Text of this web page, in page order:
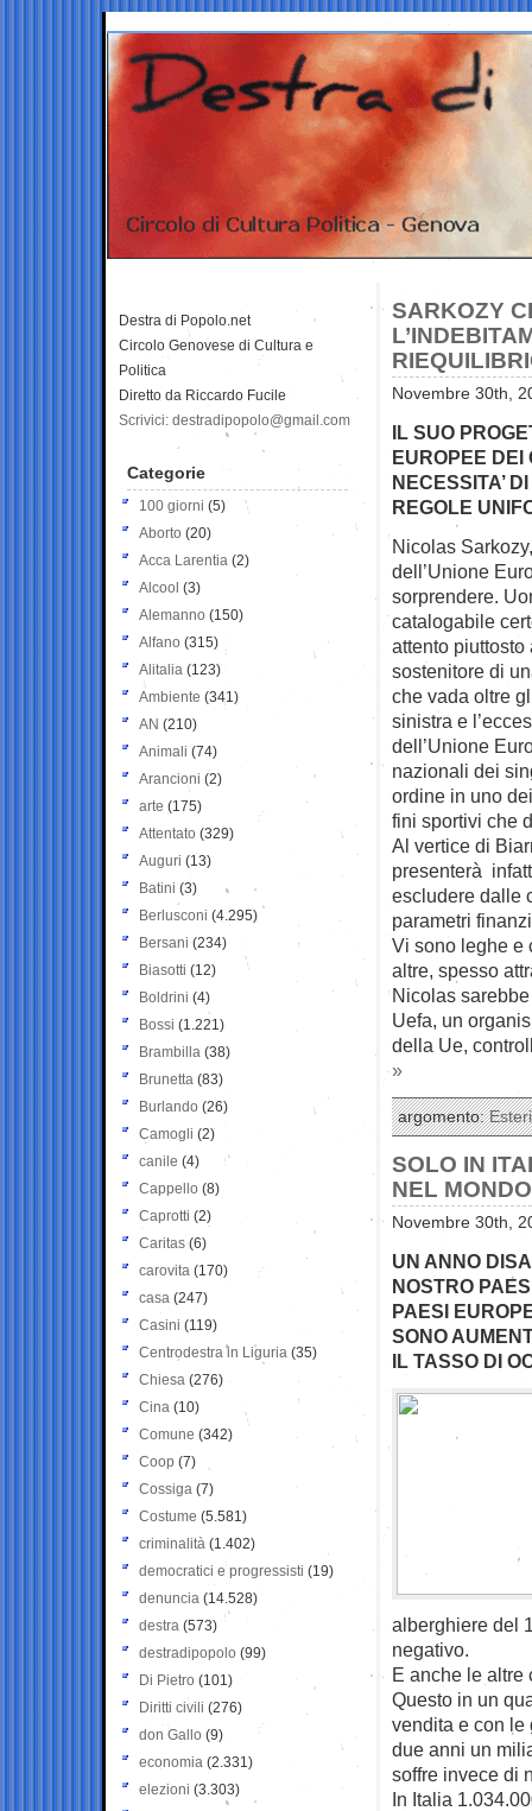
SARKOZY
Novembre 30th,
IL SUO
EUROPEE
NECESSITA’
REGOLE
Nicolas
dell’Unione
sorprendere.
catalogabile
attento
sostenitore di
che vada oltre
sinistra e
dell’Unione
nazionali dei
ordine in uno
fini sportivi che
Al vertice di
presenterà
escludere dalle
parametri
Vi sono leghe e
altre, spesso
Nicolas
Uefa, un
della Ue,
»
argomento:Esteri
SOLO IN
NEL
Novembre 30th,
UN ANNO
NOSTRO
PAESI
SONO
IL TASSO DI
alberghiere del
negativo.
E anche le
Questo in un
vendita e con le
due anni un
soffre invece di
In Italia
Destra di Popolo.net
Circolo Genovese di Cultura e
Politica
Diretto da Riccardo Fucile
Scrivici: destradipopolo@gmail.com
Categorie
100 giorni (5)
Aborto (20)
Acca Larentia (2)
Alcool (3)
Alemanno (150)
Alfano (315)
Alitalia (123)
Ambiente (341)
AN (210)
Animali (74)
Arancioni (2)
arte (175)
Attentato (329)
Auguri (13)
Batini (3)
Berlusconi (4.295)
Bersani (234)
Biasotti (12)
Boldrini (4)
Bossi (1.221)
Brambilla (38)
Brunetta (83)
Burlando (26)
Camogli (2)
canile (4)
Cappello (8)
Caprotti (2)
Caritas (6)
carovita (170)
casa (247)
Casini (119)
Centrodestra in Liguria (35)
Chiesa (276)
Cina (10)
Comune (342)
Coop (7)
Cossiga (7)
Costume (5.581)
criminalità (1.402)
democratici e progressisti (19)
denuncia (14.528)
destra (573)
destradipopolo (99)
Di Pietro (101)
Diritti civili (276)
don Gallo (9)
economia (2.331)
elezioni (3.303)